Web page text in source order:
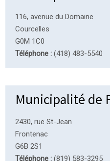
116, avenue du Domaine
Courcelles
G0M 1C0
Téléphone : (418) 483-5540
Municipalité de
2430, rue St-Jean
Frontenac
G6B 2S1
Téléphone : (819) 583-3295